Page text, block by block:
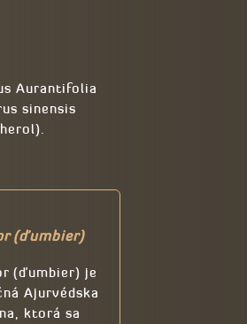
Aurantifolia
sinensis
(ďumbier)
(ďumbier) je
Ajurvédska
ktorá sa